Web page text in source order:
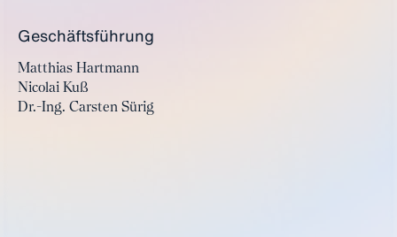
Geschäftsführung
Matthias Hartmann
Nicolai Kuß
Dr.-Ing. Carsten Sürig